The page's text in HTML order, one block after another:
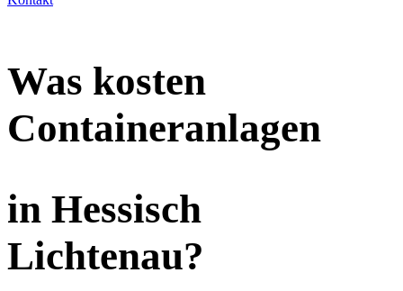
Was kosten
Containeranlagen
in Hessisch
Lichtenau?